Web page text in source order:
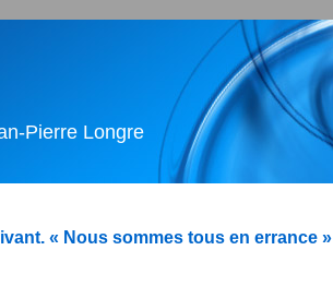
Pierre Longre
« Nous sommes tous en errance »